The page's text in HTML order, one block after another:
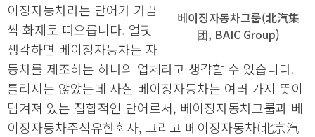
베이징자동차그룹(北汽集
团, BAIC Group)
이징자동차라는 단어가 가끔
씩 화제로 떠오릅니다. 얼핏
생각하면 베이징자동차는 자
동차를 제조하는 하나의 업체라고 생각할 수 있습니다.
틀리지는 않았는데 사실 베이징자동차는 여러 가지 뜻이
담겨져 있는 집합적인 단어로서, 베이징자동차그룹과 베
이징자동차주식유한회사, 그리고 베이징자동차(北京汽